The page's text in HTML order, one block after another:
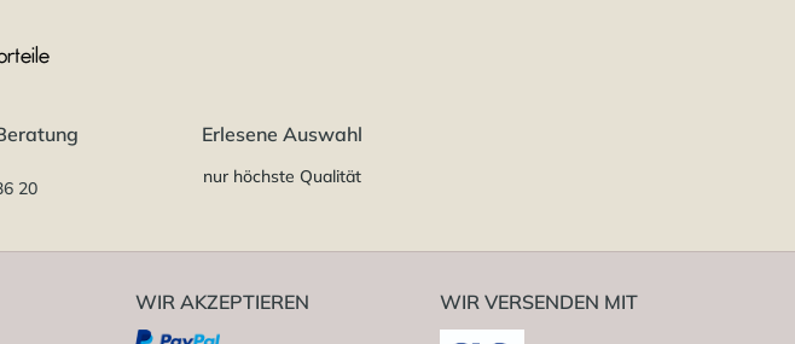
20
Erlesene Auswahl
nur höchste Qualität
WIR AKZEPTIEREN WIR VERSENDEN MIT